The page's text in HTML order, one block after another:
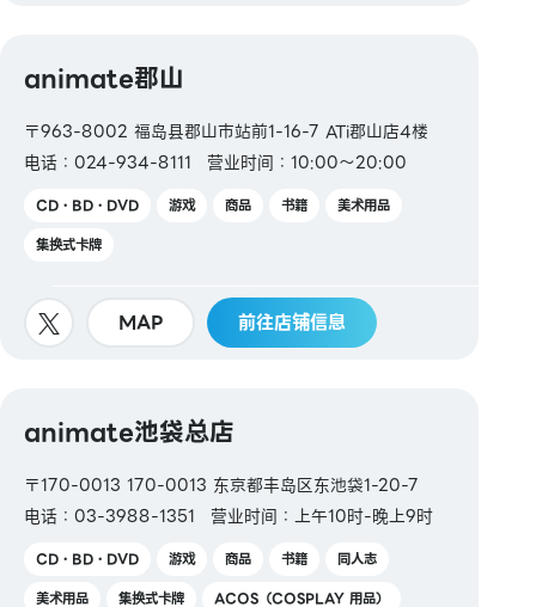
animate郡山
〒963-8002 福岛县郡山市站前1-16-7 ATi郡山店4楼
电话：024-934-8111
营业时间：10:00～20:00
CD・BD・DVD 游戏 商品 书籍
美术用品
集换式卡牌
MAP 前往店铺信息
animate池袋总店
〒170-0013 170-0013 东京都丰岛区东池袋1-20-7
电话：03-3988-1351
营业时间：上午10时-晚上9时
CD・BD・DVD 游戏 商品 书籍
同人志
美术用品
集换式卡牌 ACOS（COSPLAY 用品）